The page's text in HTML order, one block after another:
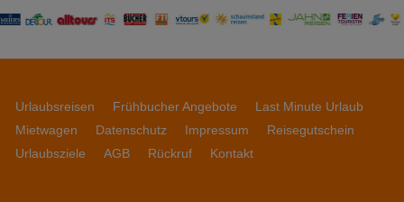
Urlaubsreisen Frühbucher Angebote
Last Minute Urlaub
Mietwagen
Datenschutz Impressum
Reisegutschein
Urlaubsziele
AGB Rückruf Kontakt